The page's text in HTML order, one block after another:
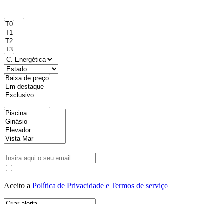
Aceito a Política de Privacidade e Termos de serviço